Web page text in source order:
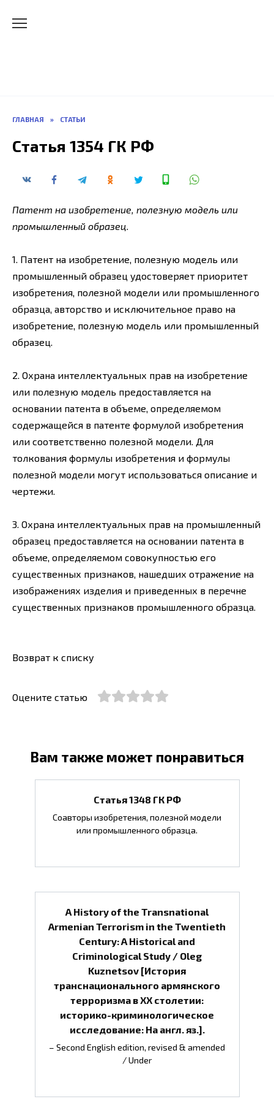
ГЛАВНАЯ » СТАТЬИ
Статья 1354 ГК РФ
Патент на изобретение, полезную модель или
промышленный образец
1. Патент на изобретение, полезную модель или
промышленный образец удостоверяет приоритет
изобретения, полезной модели или промышленного
образца, авторство и исключительное право на
изобретение, полезную модель или промышленный
образец.
2. Охрана интеллектуальных прав на изобретение
или полезную модель предоставляется на
основании патента в объеме, определяемом
содержащейся в патенте формулой изобретения
или соответственно полезной модели. Для
толкования формулы изобретения и формулы
полезной модели могут использоваться описание и
чертежи.
3. Охрана интеллектуальных прав на промышленный
образец предоставляется на основании патента в
объеме, определяемом совокупностью его
существенных признаков, нашедших отражение на
изображениях изделия и приведенных в перечне
существенных признаков промышленного образца.
Возврат к списку
Оцените статью
Вам также может понравиться
Статья 1348 ГК РФ
Соавторы изобретения, полезной модели
или промышленного образца.
A History of the Transnational
Armenian Terrorism in the Twentieth
Century: A Historical and
Criminological Study / Oleg
Kuznetsov [История
транснационального армянского
терроризма в ХХ столетии:
историко-криминологическое
исследование: На англ. яз.].
– Second English edition, revised & amended
/ Under